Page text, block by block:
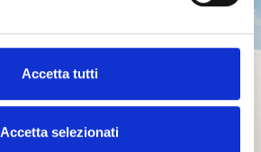
Accetta tutti
Accetta selezionati